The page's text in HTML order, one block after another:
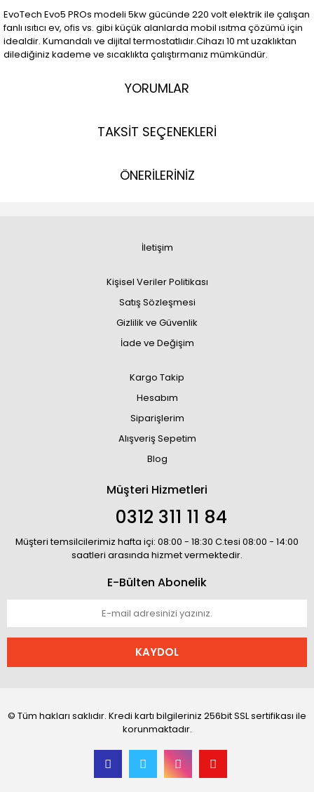
EvoTech Evo5 PROs modeli 5kw gücünde 220 volt elektrik ile çalışan
fanlı ısıtıcı ev, ofis vs. gibi küçük alanlarda mobil ısıtma çözümü için
idealdir. Kumandalı ve dijital termostatlıdır.Cihazı 10 mt uzaklıktan
dilediğiniz kademe ve sıcaklıkta çalıştırmanız mümkündür.
YORUMLAR
TAKSİT SEÇENEKLERİ
ÖNERİLERİNİZ
İletişim
Kişisel Veriler Politikası
Satış Sözleşmesi
Gizlilik ve Güvenlik
İade ve Değişim
Kargo Takip
Hesabım
Siparişlerim
Alışveriş Sepetim
Blog
Müşteri Hizmetleri
0312 311 11 84
Müşteri temsilcilerimiz hafta içi: 08:00 - 18:30 C.tesi 08:00 - 14:00
saatleri arasında hizmet vermektedir.
E-Bülten Abonelik
KAYDOL
© Tüm hakları saklıdır. Kredi kartı bilgileriniz 256bit SSL sertifikası ile
korunmaktadır.